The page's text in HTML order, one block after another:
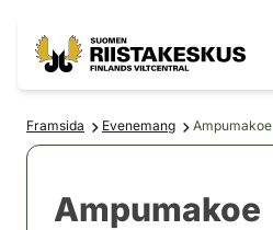
Framsida Evenemang Ampumakoe
Ampumakoe